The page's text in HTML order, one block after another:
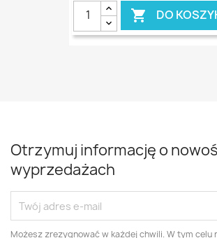
 DO
Otrzymuj informację o
wyprzedażach
Możesz zrezygnować w każdej chwili. W tym celu